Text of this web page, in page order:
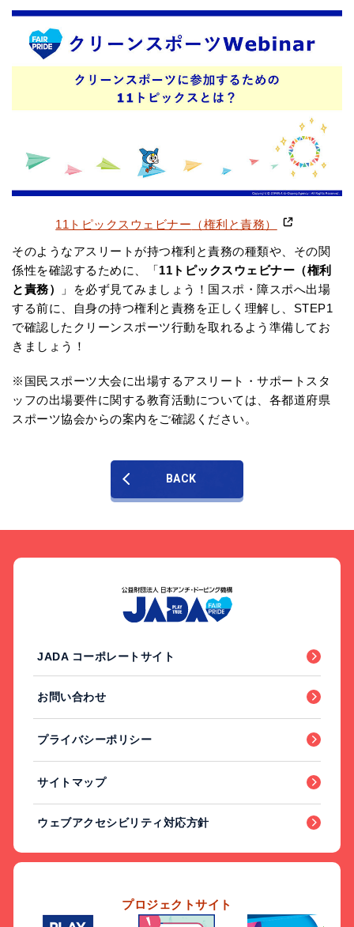
そのようなアスリートが持つ権利と責務の種類や、その関
係性を確認するために、「11トピックスウェビナー（権利
と責務）
」を必ず見てみましょう！国スポ・障スポへ出場
する前に、自身の持つ権利と責務を正しく理解し、STEP1
で確認したクリーンスポーツ行動を取れるよう準備してお
きましょう！
11トピックスウェビナー （権利と責務）
※国民スポーツ大会に出場するアスリート・サポートスタ
ッフの出場要件に関する教育活動については、各都道府県
スポーツ協会からの案内をご確認ください。
BACK
JADA コーポレートサイト
お問い合わせ
プライバシーポリシー
サイトマップ
ウェブアクセシビリティ対応方針
プロジェクトサイト